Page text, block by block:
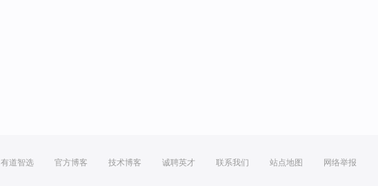
有道智选 官方博客 技术博客 诚聘英才 联系我们 站点地图 网络举报